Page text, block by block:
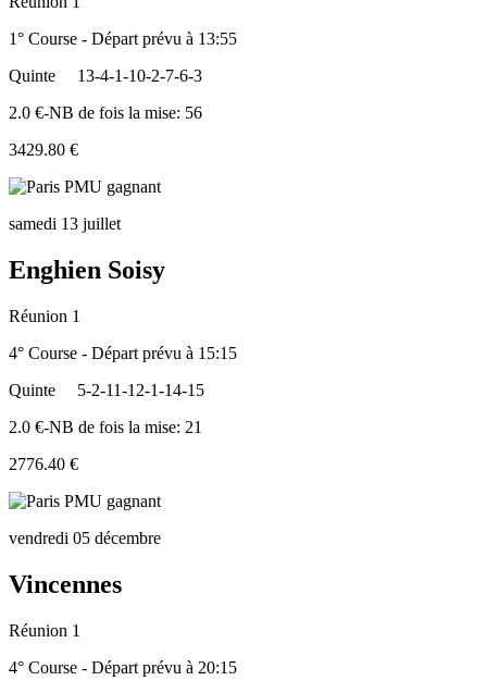
1° Course - Départ prévu à 13:55
Quinte
13-4-1-10-2-7-6-3
2.0 €-NB de fois la mise: 56
3429.80 €
samedi 13 juillet
Enghien Soisy
Réunion 1
4° Course - Départ prévu à 15:15
Quinte
5-2-11-12-1-14-15
2.0 €-NB de fois la mise: 21
2776.40 €
vendredi 05 décembre
Vincennes
Réunion 1
4° Course - Départ prévu à 20:15